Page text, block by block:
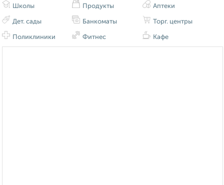
Школы
Дет. сады
Поликлиники
Продукты
Банкоматы
Фитнес
Аптеки
Торг. центры
Кафе